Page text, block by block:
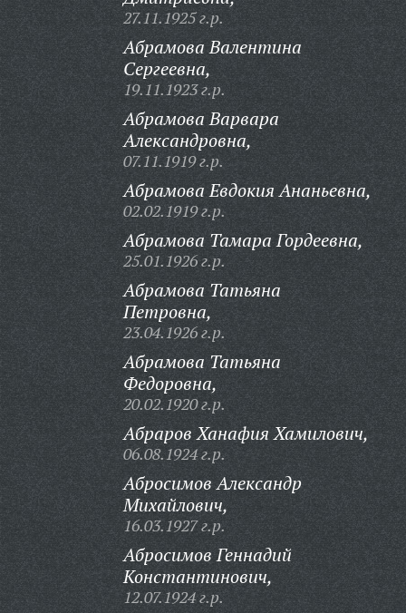
27.11.1925 г.р.
Абрамова Валентина
Сергеевна,
19.11.1923 г.р.
Абрамова Варвара
Александровна,
07.11.1919 г.р.
Абрамова Евдокия Ананьевна,
02.02.1919 г.р.
Абрамова Тамара Гордеевна,
25.01.1926 г.р.
Абрамова Татьяна
Петровна,
23.04.1926 г.р.
Абрамова Татьяна
Федоровна,
20.02.1920 г.р.
Абраров Ханафия Хамилович,
06.08.1924 г.р.
Абросимов Александр
Михайлович,
16.03.1927 г.р.
Абросимов Геннадий
Константинович,
12.07.1924 г.р.